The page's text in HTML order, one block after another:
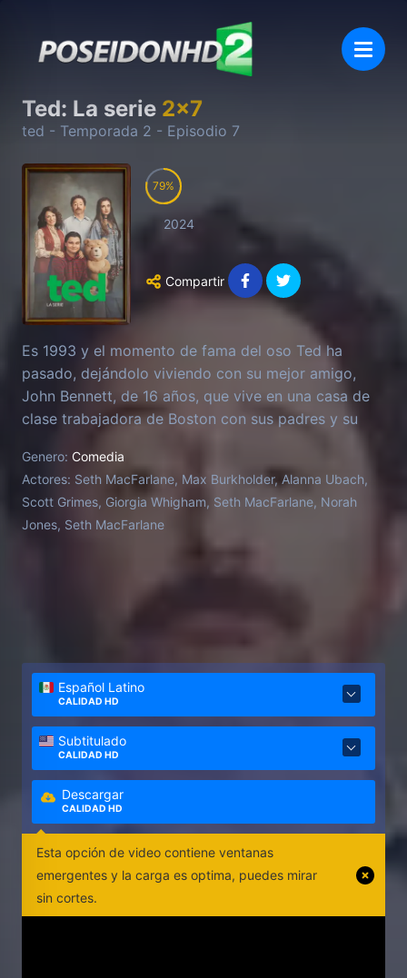
Ted: La serie 2x7
ted - Temporada 2 - Episodio 7
79
2024
Compartir
Es 1993 y el momento de fama del oso Ted ha
pasado, dejándolo viviendo con su mejor amigo,
John Bennett, de 16 años, que vive en una casa de
clase trabajadora de Boston con sus padres y su
para John, pero a fin de cuentas, está dispuesto a
arriesgarse para ayudar a su amigo y su familia.
Precuela de las películas de “Ted”.
Genero: Comedia
Actores: Seth MacFarlane, Max Burkholder, Alanna Ubach,
Scott Grimes, Giorgia Whigham, Seth MacFarlane, Norah
Jones, Seth MacFarlane
Español Latino
CALIDAD HD
Subtitulado
CALIDAD HD
Descargar
CALIDAD HD
Esta opción de video contiene ventanas
emergentes y la carga es optima, puedes mirar
sin cortes.